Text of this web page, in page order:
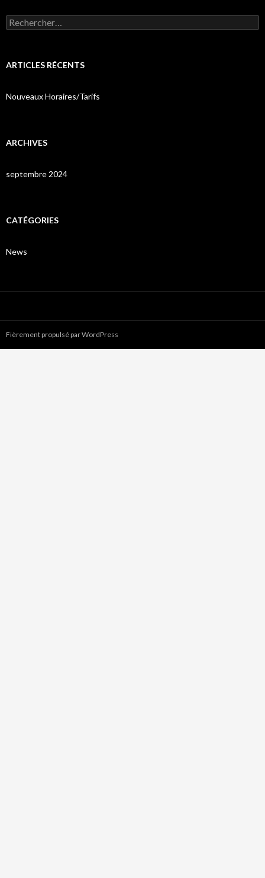
Rechercher :
ARTICLES RÉCENTS
Nouveaux Horaires/Tarifs
ARCHIVES
septembre 2024
CATÉGORIES
News
Fièrement propulsé par WordPress